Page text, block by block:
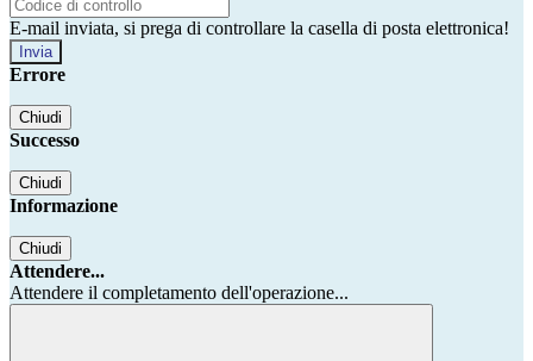
E-mail inviata, si prega di controllare la casella di posta elettronica!
Errore
Chiudi
Successo
Chiudi
Informazione
Chiudi
Attendere...
Attendere il completamento dell'operazione...